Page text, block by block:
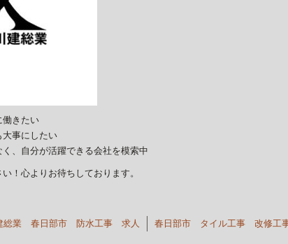
働きたい
大事にしたい
く、自分が活躍できる会社を模索中
！心よりお待ちしております。
総業 春日部市 防水工事 求人 春日部市 タイル工事 改修工